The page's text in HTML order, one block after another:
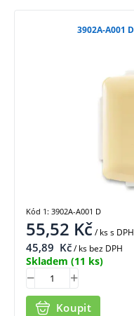
55,52 Kč/ kss DPH
45,89 Kč/ ks bez DPH
Skladem (11 ks)
Koupit
Kód 1: 3902A-A001 D